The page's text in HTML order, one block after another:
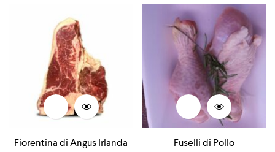
Fiorentina di Angus Irlanda
Fuselli di Pollo